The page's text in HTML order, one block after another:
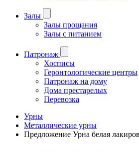
Залы
Залы прощания
Залы с питанием
Патронаж
Хосписы
Геронтологические центры
Патронаж на дому
Дома престарелых
Перевозка
Урны
Металлические урны
Предложение Урна белая